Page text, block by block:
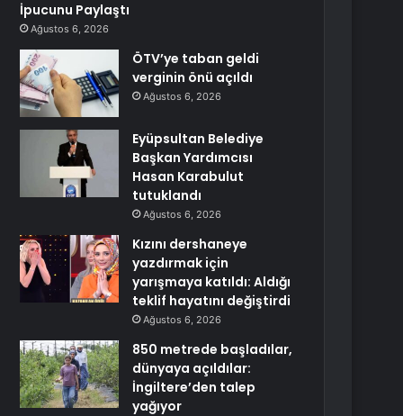
İpucunu Paylaştı
Ağustos 6, 2026
ÖTV’ye taban geldi
verginin önü açıldı
Ağustos 6, 2026
Eyüpsultan Belediye
Başkan Yardımcısı
Hasan Karabulut
tutuklandı
Ağustos 6, 2026
Kızını dershaneye
yazdırmak için
yarışmaya katıldı: Aldığı
teklif hayatını değiştirdi
Ağustos 6, 2026
850 metrede başladılar,
dünyaya açıldılar:
İngiltere’den talep
yağıyor